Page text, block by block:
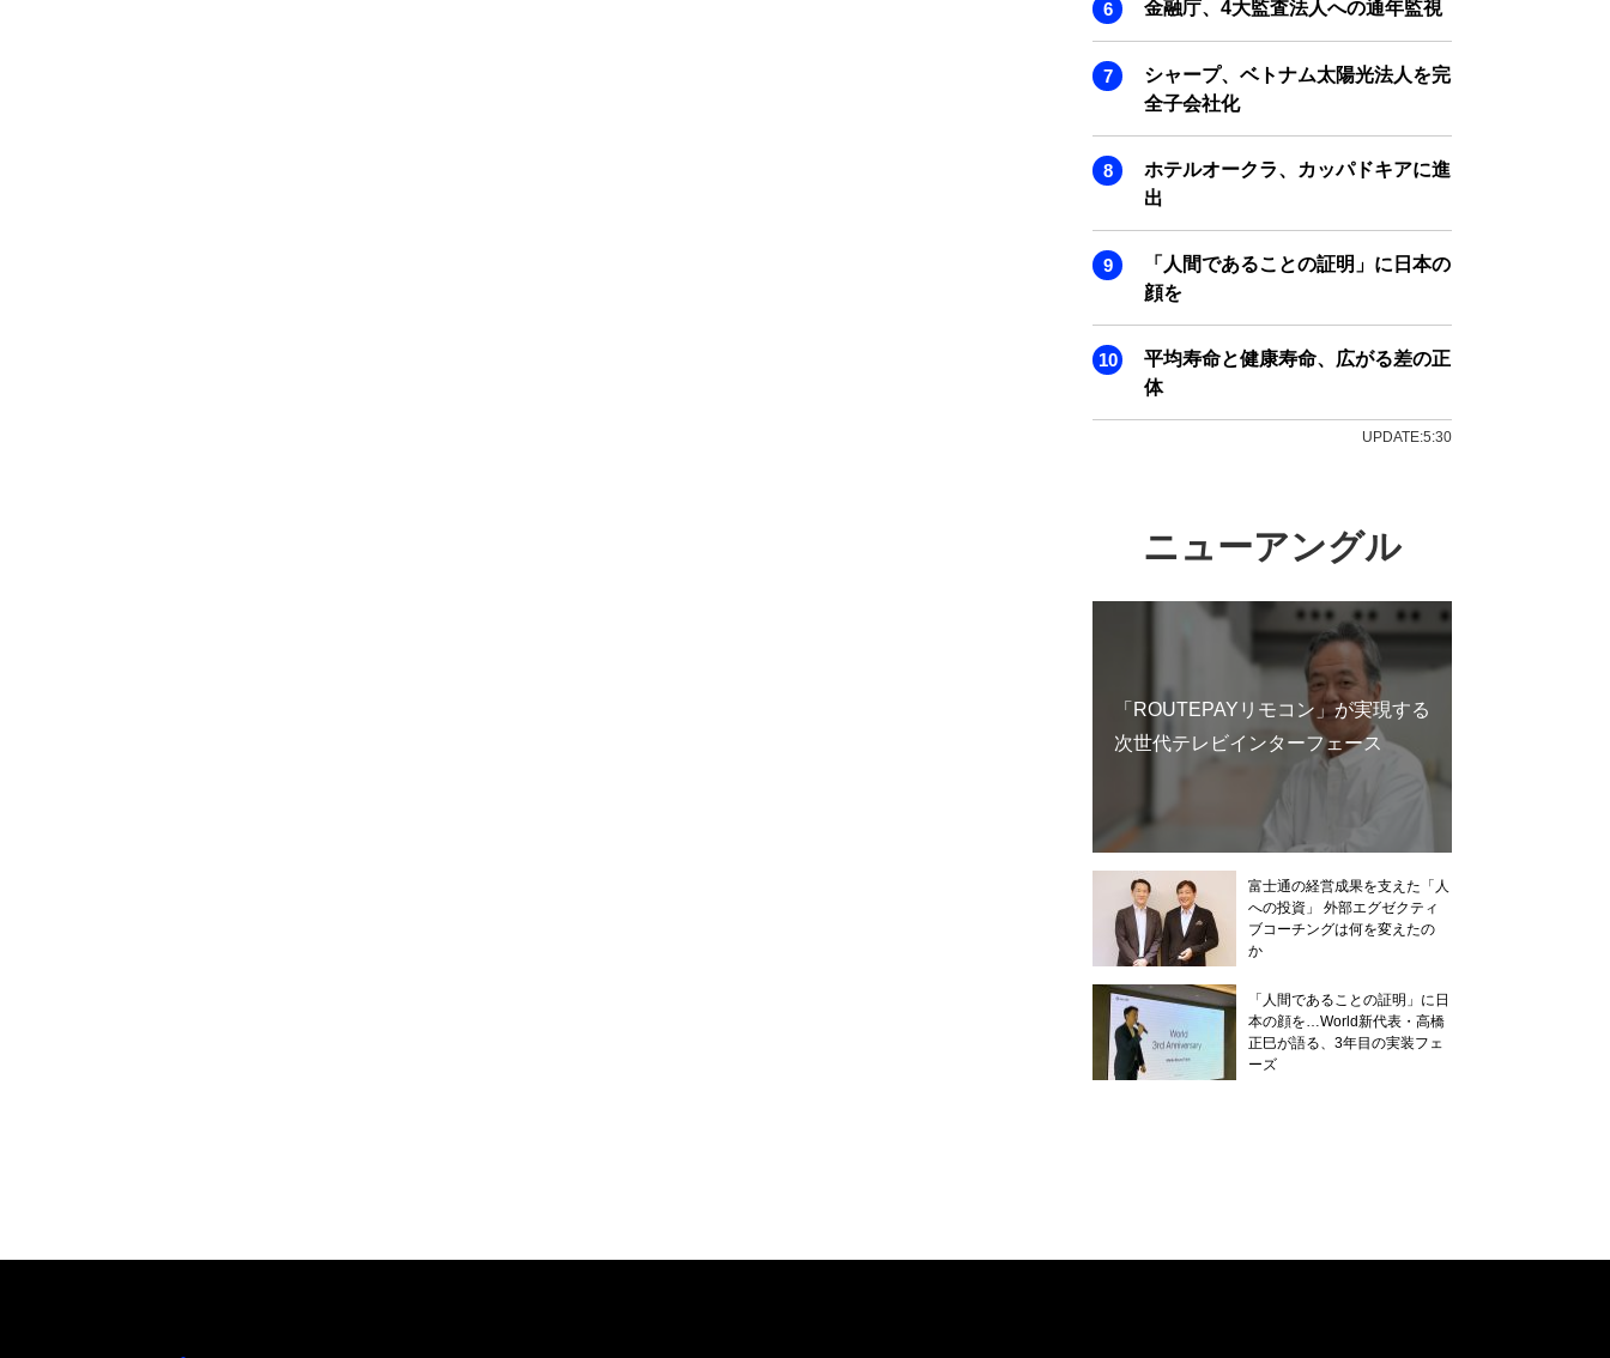
金融庁、4大監査法人への通年監視
シャープ、ベトナム太陽光法人を完
全子会社化
ホテルオークラ、カッパドキアに進
出
「人間であることの証明」に日本の
顔を
平均寿命と健康寿命、広がる差の正
体
UPDATE:5:30
ニューアングル
「ROUTEPAYリモコン」が実現する
次世代テレビインターフェース
富士通の経営成果を支えた「人
への投資」 外部エグゼクティ
ブコーチングは何を変えたの
か
「人間であることの証明」に日
本の顔を…World新代表・高橋
正巳が語る、3年目の実装フェ
ーズ